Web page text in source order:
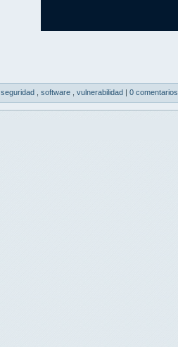
seguridad software vulnerabilidad | 0 comentarios